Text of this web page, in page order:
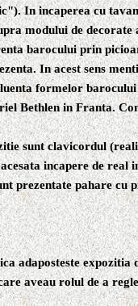
In incaperea cu
modului de
barocului prin
In acest sens
formelor
Bethlen in Franta.
sunt clavicordul
incapere de
prezentate pahare
adaposteste expozitia
aveau rolul de a